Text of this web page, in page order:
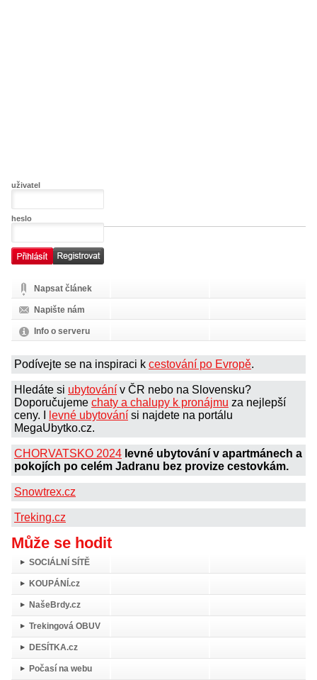
uživatel
heslo
Napsat článek
Napište nám
Info o serveru
Podívejte se na inspiraci k cestování po Evropě.
Hledáte si ubytování v ČR nebo na Slovensku?
Doporučujeme chaty a chalupy k pronájmu za nejlepší
ceny. I
levné ubytování si najdete na portálu
MegaUbytko.cz.
CHORVATSKO 2024 levné ubytování v apartmánech a
pokojích po celém Jadranu bez provize cestovkám.
Snowtrex.cz
Treking.cz
Může se hodit
SOCIÁLNÍ SÍTĚ
KOUPÁNÍ.cz
NašeBrdy.cz
Trekingová OBUV
DESÍTKA.cz
Počasí na webu